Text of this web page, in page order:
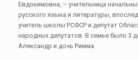
Евдокимовна, – учительница
русского языка и литературы,
учитель школы РСФСР и депутат
народных депутатов. В семье было 3
Александр и дочь Римма.